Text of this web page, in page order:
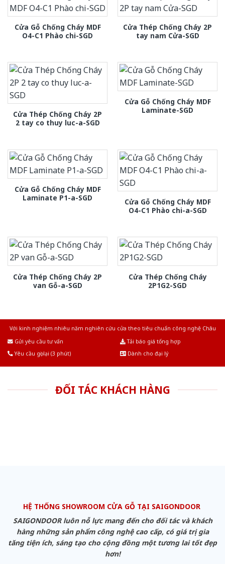
Cửa Gỗ Chống Cháy MDF
O4-C1 Phào chi-SGD
Cửa Thép Chống Cháy 2P
tay nam Cửa-SGD
Cửa Thép Chống Cháy 2P
2 tay co thuy luc-a-SGD
Cửa Gỗ Chống Cháy MDF
Laminate-SGD
Cửa Gỗ Chống Cháy MDF
Laminate P1-a-SGD
Cửa Gỗ Chống Cháy MDF
O4-C1 Phào chi-a-SGD
Cửa Thép Chống Cháy 2P
van Gỗ-a-SGD
Cửa Thép Chống Cháy
2P1G2-SGD
Với kinh nghiệm nhiêu năm nghiên cứu cửa theo tiêu chuẩn công nghệ Châu
Gửi yêu cầu tư vấn
Tải báo giá tổng hợp
Yêu cầu gọi lại (3 phút)
Dành cho đại lý
ĐỐI TÁC KHÁCH HÀNG
HỆ THỐNG SHOWROOM CỬA GỖ TẠI SAIGONDOOR
SAIGONDOOR luôn nỗ lực mang đến cho đối tác và khách
hàng những sản phẩm công nghệ cao cấp, có giá trị gia
tăng tiện ích, sáng tạo cho cộng đồng một tương lai tốt đẹp
hơn!